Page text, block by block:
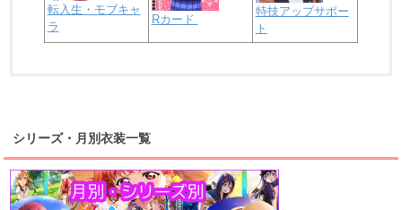
転入生・モブキャ
ラ
Rカード
特技アップサポー
ト
桜内梨子 高海千歌 渡辺曜
上原歩夢 宮下愛 優木せつ菜
シリーズ・月別衣装一覧